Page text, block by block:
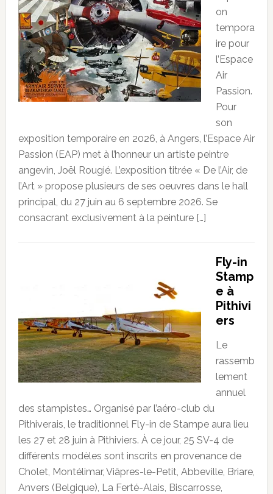
on
tempora
ire pour
l’Espace
Air
Passion.
Pour
son
exposition temporaire en 2026, à Angers, l’Espace Air
Passion (EAP) met à l’honneur un artiste peintre
angevin, Joël Rougié. L’exposition titrée « De l’Air, de
l’Art » propose plusieurs de ses oeuvres dans le hall
principal, du 27 juin au 6 septembre 2026. Se
consacrant exclusivement à la peinture […]
Fly-in
Stamp
e à
Pithivi
ers
Le
rassemb
lement
annuel
des stampistes… Organisé par l’aéro-club du
Pithiverais, le traditionnel Fly-in de Stampe aura lieu
les 27 et 28 juin à Pithiviers. À ce jour, 25 SV-4 de
différents modèles sont inscrits en provenance de
Cholet, Montélimar, Viâpres-le-Petit, Abbeville, Briare,
Anvers (Belgique), La Ferté-Alais, Biscarrosse,